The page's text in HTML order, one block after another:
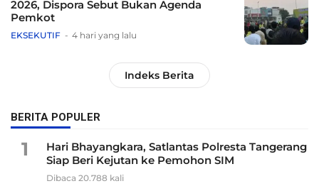
2026, Dispora Sebut Bukan Agenda
Pemkot
EKSEKUTIF 4 hari yang lalu
Indeks Berita
BERITA POPULER
1
Hari Bhayangkara, Satlantas Polresta Tangerang
Siap Beri Kejutan ke Pemohon SIM
Dibaca 20.788 kali